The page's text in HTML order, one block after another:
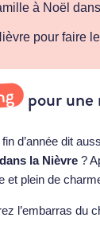
à Noël
pour faire
pour une
d’année dit
la Nièvre ?
et plein de
l’embarras du